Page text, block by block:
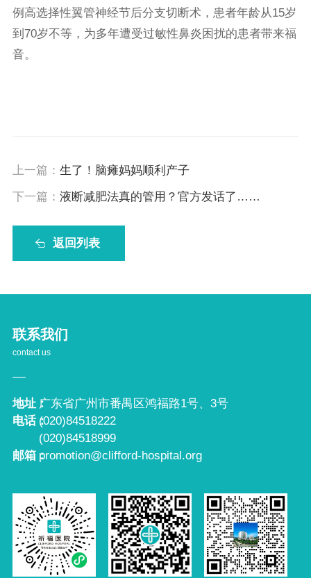
例高选择性翼管神经节后分支切断术，患者年龄从15岁
到70岁不等，为多年遭受过敏性鼻炎困扰的患者带来福
音。
上一篇： 生了！脑瘫妈妈顺利产子
下一篇： 液断减肥法真的管用？官方发话了……
返回列表
联系我们
contact us
地址：广东省广州市番禺区鸿福路1号、3号
电话：(020)84518222
(020)84518999
邮箱：promotion@clifford-hospital.org